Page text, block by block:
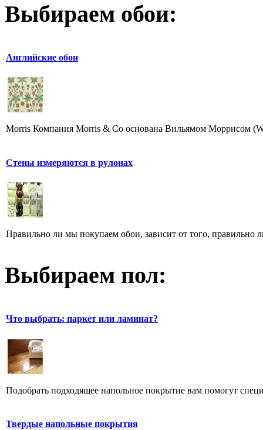
Выбираем обои:
Английские обои
Morris Компания Morris & Co основана Вильямом Моррисом
Стены измеряются в рулонах
Правильно ли мы покупаем обои, зависит от того, правильно
Выбираем пол:
Что выбрать: паркет или ламинат?
Подобрать подходящее напольное покрытие вам помогут
Твердые напольные покрытия